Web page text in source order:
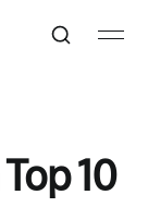
10